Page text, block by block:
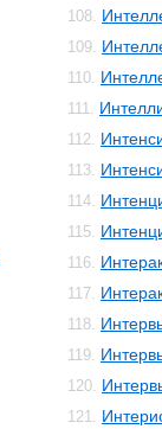
108.
109.
110.
111.
112.
113.
114.
115.
116.
117.
118.
119.
120.
121.